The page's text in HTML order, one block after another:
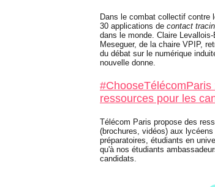
Dans le combat collectif contre
30 applications de contact
dans le monde. Claire
Meseguer, de la chaire VPIP,
du débat sur le numérique
nouvelle donne.
#ChooseTélécomParis
ressources pour les
Télécom Paris propose des
(brochures, vidéos) aux
préparatoires, étudiants en
qu'à nos étudiants
candidats.